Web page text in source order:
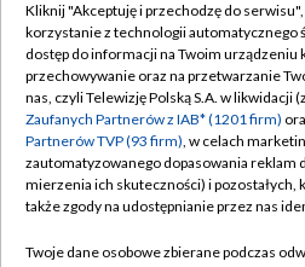
TVP
Abonament TVP
Emisja w TVP
Centrum informacji TVP
Naziemna Telewizja Cyfrowa
Polityka
Moje
Pomoc
Kliknij "Akceptuję i przechodzę do serwisu",
korzystanie z technologii automatycznego
dostęp do informacji na Twoim urządzeniu
przechowywanie oraz na przetwarzanie
nas, czyli Telewizję Polską S.A. w likwidacji
Zaufanych Partnerów z IAB* (1201 firm)
Partnerów TVP (93 firm), w celach
zautomatyzowanego dopasowania reklam
mierzenia ich skuteczności) i pozostałych,
także zgody na udostępnianie przez nas
Twoje dane osobowe zbierane podczas